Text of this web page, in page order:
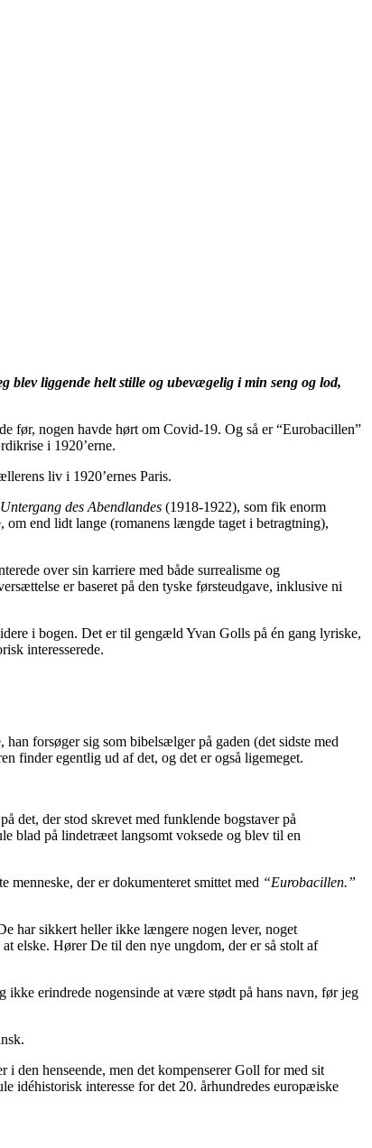
liggende helt stille og ubevægelig i min seng og lod,
før, nogen havde hørt om Covid-19. Og så er “Eurobacillen”
i 1920’erne.
liv i 1920’ernes Paris.
des Abendlandes (1918-1922), som fik enorm
end lidt lange (romanens længde taget i betragtning),
over sin karriere med både surrealisme og
er baseret på den tyske førsteudgave, inklusive ni
i bogen. Det er til gengæld Yvan Golls på én gang lyriske,
interesserede.
forsøger sig som bibelsælger på gaden (det sidste med
finder egentlig ud af det, og det er også ligemeget.
det, der stod skrevet med funklende bogstaver på
blad på lindetræet langsomt voksede og blev til en
der er dokumenteret smittet med “Eurobacillen.”
har sikkert heller ikke længere nogen lever, noget
elske. Hører De til den nye ungdom, der er så stolt af
erindrede nogensinde at være stødt på hans navn, før jeg
den henseende, men det kompenserer Goll for med sit
idéhistorisk interesse for det 20. århundredes europæiske